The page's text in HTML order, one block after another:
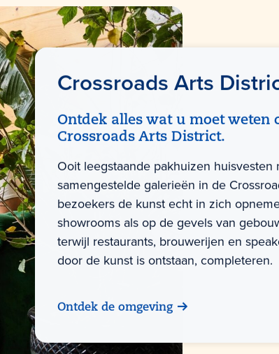
Crossroads Arts
Ontdek alles wat u moet weten
Crossroads Arts District.
Ooit leegstaande pakhuizen huisvesten
samengestelde galerieën in de
bezoekers de kunst echt in zich
showrooms als op de gevels van
terwijl restaurants, brouwerijen en
door de kunst is ontstaan, completeren.
Ontdek de omgeving